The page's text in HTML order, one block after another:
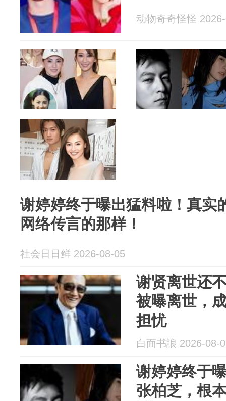
动物奇奇怪怪
谢婷婷终于曝出猛料啦！真实
网络传言的那样！
社会日日鲜 2026-08-05
谢贤离世还
被曝离世，
担忧
白面书誏 2026-08-
谢婷婷终于
张柏芝，根